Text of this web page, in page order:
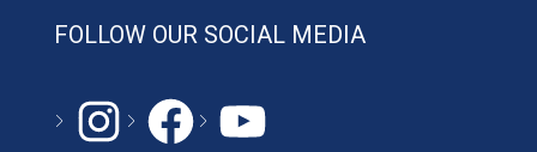
FOLLOW OUR SOCIAL MEDIA
Instagram
# YouTube